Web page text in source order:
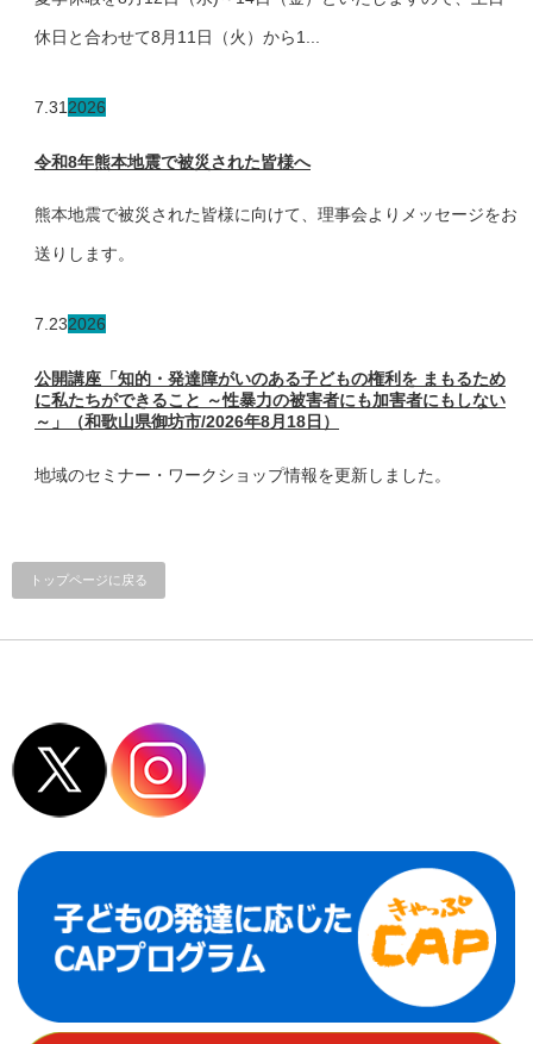
休日と合わせて8月11日（火）から1...
7.31 2026
令和8年熊本地震で被災された皆様へ
熊本地震で被災された皆様に向けて、理事会よりメッセージをお
送りします。
7.232026
公開講座「知的・発達障がいのある子どもの権利を まもるため
に私たちができること ～性暴力の被害者にも加害者にもしない
～」（和歌山県御坊市/2026年8月18日）
地域のセミナー・ワークショップ情報を更新しました。
トップページに戻る